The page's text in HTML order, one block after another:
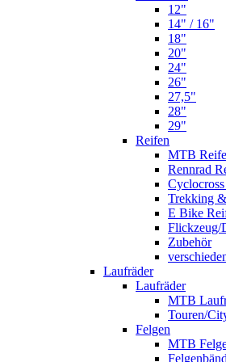
12"
14" / 16"
18"
20"
24"
26"
27,5"
28"
29"
Reifen
MTB
Rennrad
Trekking
E Bike
Flickzeug/
Zubehör
Laufräder
Laufräder
MTB
Touren/
Felgen
MTB